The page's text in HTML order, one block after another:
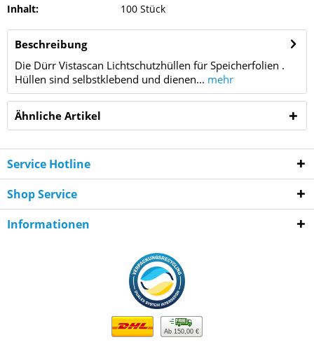
Inhalt:
100 Stück
Beschreibung
Die Dürr Vistascan Lichtschutzhüllen für Speicherfolien .
Hüllen sind selbstklebend und dienen... mehr
Ähnliche Artikel
Service Hotline
Shop Service
Informationen
Ab 150,00 €